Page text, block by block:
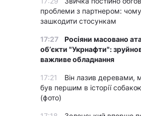
проблеми з партнером:
зашкодити стосункам
17:27
Росіяни масовано
обʼєкти "Укрнафти":
важливе обладнання
17:21
Він лазив деревами,
був першим в історії
(фото)